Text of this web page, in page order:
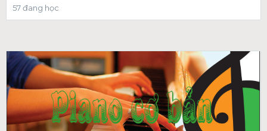
57 đang học